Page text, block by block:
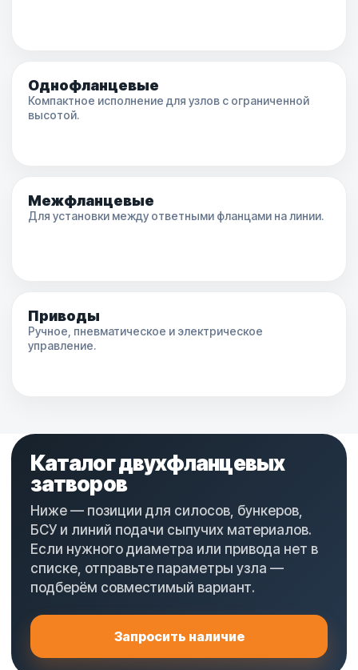
Однофланцевые
Компактное исполнение для узлов с ограниченной
высотой.
Межфланцевые
Для установки между ответными фланцами на линии.
Приводы
Ручное, пневматическое и электрическое
управление.
Каталог двухфланцевых
затворов
Ниже — позиции для силосов, бункеров,
БСУ и линий подачи сыпучих материалов.
Если нужного диаметра или привода нет в
списке, отправьте параметры узла —
подберём совместимый вариант.
Запросить наличие